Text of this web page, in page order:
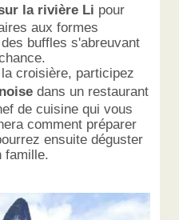
la rivière Li pour
aux formes
buffles s'abreuvant
croisière, participez
dans un restaurant
de cuisine qui vous
comment préparer
ensuite déguster
famille.